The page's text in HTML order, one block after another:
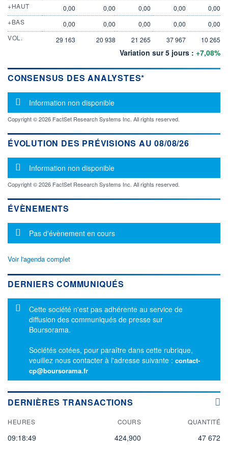
+HAUT
0,00 0,00 0,00 0,00
0,00
+BAS
0,00 0,00 0,00 0,00
0,00
VOL.
29 163 20 938 21 265 37 967 10 265
Variation sur 5 jours : +7,08%
CONSENSUS DES ANALYSTES*
Message d'information
Information non disponible
Copyright © 2026 FactSet Research Systems Inc. All rights reserved.
ÉVOLUTION DES PRÉVISIONS AU 08/08/26
Message d'information
Information non disponible
Copyright © 2026 FactSet Research Systems Inc. All rights reserved.
ÉVÈNEMENTS
Message d'information
Pas d'évènement en cours
Voir l'agenda complet
DERNIERS COMMUNIQUÉS
Message d'information
Cette société n'est pas adhérente au service de
diffusion des communiqués de presse sur
Boursorama.
Sociétés cotées, pour paraître dans cette rubrique,
veuillez nous contacter à l'adresse suivante : contact-
cp@boursorama.fr
DERNIÈRES TRANSACTIONS
HEURES COURS QUANTITÉ
09:18:49 424,900 47 672